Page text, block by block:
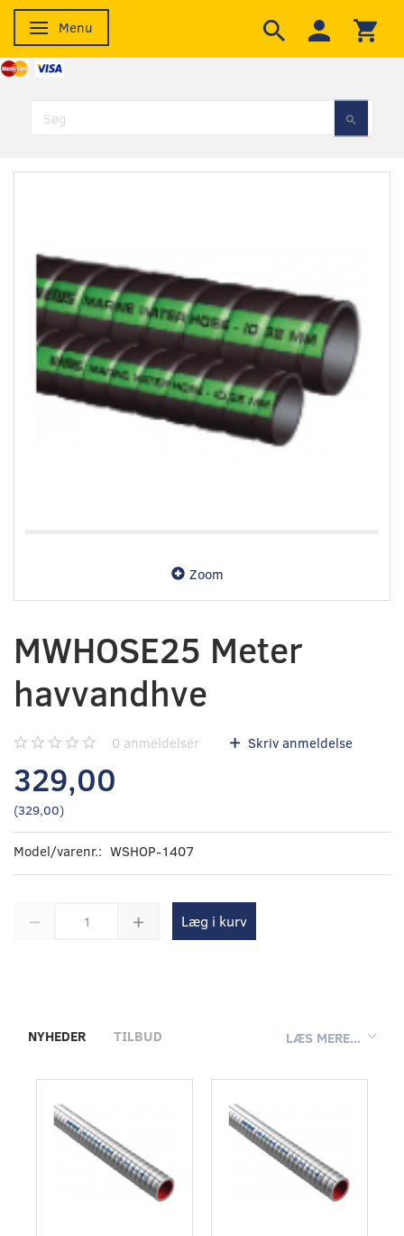
Skifte navigation
Menu
Zoom
MWHOSE25 Meter
havvandhve
0 anmeldelser Skriv anmeldelse
329,00
(329,00)
Model/varenr.: WSHOP-1407
Læg i kurv
LÆS MERE...
NYHEDER TILBUD